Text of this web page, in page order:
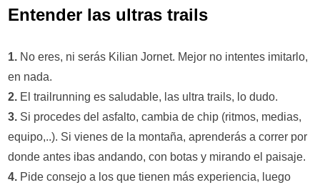
Entender las ultras trails
1. No eres, ni serás Kilian Jornet. Mejor no intentes imitarlo,
en nada.
2. El trailrunning es saludable, las ultra trails, lo dudo.
3. Si procedes del asfalto, cambia de chip (ritmos, medias,
equipo,..). Si vienes de la montaña, aprenderás a correr por
donde antes ibas andando, con botas y mirando el paisaje.
4. Pide consejo a los que tienen más experiencia, luego